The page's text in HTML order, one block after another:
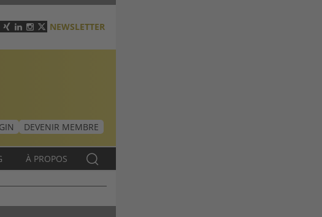
NEWSLETTER
DEVENIR MEMBRE
À PROPOS